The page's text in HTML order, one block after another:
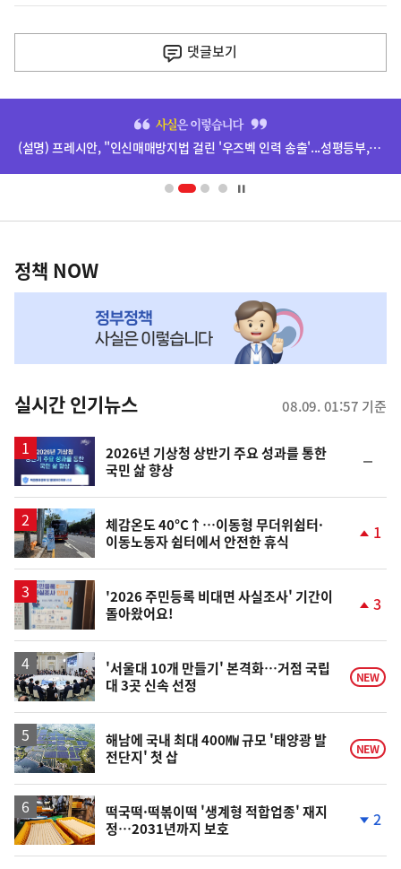
다
음
기
사
댓글보기
영
(설명) 프레시안, "인신매매방지법 걸린 '우즈벡 인력 송출'...성평등부,노동·법무부에 개선 요청" 관련
책
NOW,
뉴
스
정책 NOW
실시간 인기뉴스 08.09. 01:57 기준
2026년 기상청 상반기 주요 성과를 통한
국민 삶 향상
일
체감온도 40°C↑…이동형 무더위쉼터·
이동노동자 쉼터에서 안전한 휴식
1
'2026 주민등록 비대면 사실조사' 기간이
돌아왔어요!
승
3
'서울대 10개 만들기' 본격화…거점 국립
대 3곳 신속 선정
NEW
해남에 국내 최대 400㎿ 규모 '태양광 발
전단지' 첫 삽
NEW
떡국떡·떡볶이떡 '생계형 적합업종' 재지
정…2031년까지 보호
2